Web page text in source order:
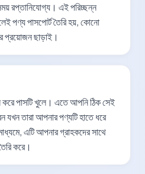
রপ্তানিযোগ্য। এই পরিচ্ছন্ন
পণ্য পাসপোর্ট তৈরি হয়, কোনো
প্রয়োজন ছাড়াই।
পাসটি খুলে। এতে আপনি ঠিক সেই
যখন তারা আপনার পণ্যটি হাতে ধরে
এটি আপনার গ্রাহকদের সাথে
করে।